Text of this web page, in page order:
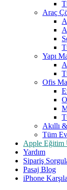
Araç
Yapı
Ofis
Akıllı
Tüm
Apple Eğitim
Yardım
Sipariş
Pasaj Blog
iPhone